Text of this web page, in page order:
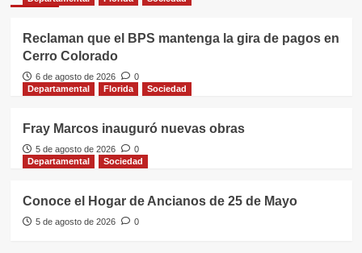
Reclaman que el BPS mantenga la gira de pagos en
Cerro Colorado
6 de agosto de 2026
0
Departamental
Florida Sociedad
Fray Marcos inauguró nuevas obras
5 de agosto de 2026
0
Departamental
Sociedad
Conoce el Hogar de Ancianos de 25 de Mayo
5 de agosto de 2026 0